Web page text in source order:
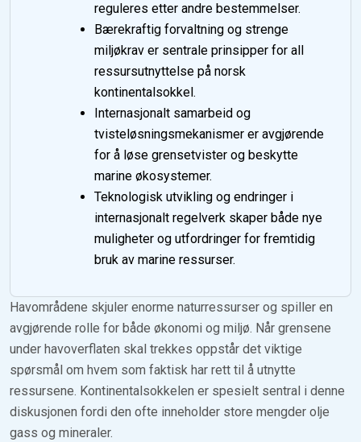
reguleres etter andre bestemmelser.
Bærekraftig forvaltning og strenge
miljøkrav er sentrale prinsipper for all
ressursutnyttelse på norsk
kontinentalsokkel.
Internasjonalt samarbeid og
tvisteløsningsmekanismer er avgjørende
for å løse grensetvister og beskytte
marine økosystemer.
Teknologisk utvikling og endringer i
internasjonalt regelverk skaper både nye
muligheter og utfordringer for fremtidig
bruk av marine ressurser.
Havområdene skjuler enorme naturressurser og spiller en
avgjørende rolle for både økonomi og miljø. Når grensene
under havoverflaten skal trekkes oppstår det viktige
spørsmål om hvem som faktisk har rett til å utnytte
ressursene. Kontinentalsokkelen er spesielt sentral i denne
diskusjonen fordi den ofte inneholder store mengder olje
gass og mineraler.